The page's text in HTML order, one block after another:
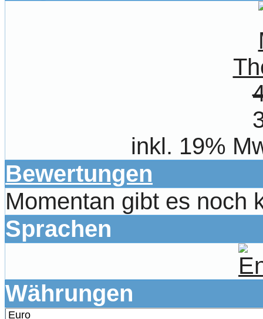
inkl. 19%
Bewertungen
Momentan gibt es noch
Sprachen
Währungen